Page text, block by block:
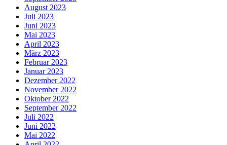
August 2023
Juli 2023
Juni 2023
Mai 2023
April 2023
März 2023
Februar 2023
Januar 2023
Dezember 2022
November 2022
Oktober 2022
September 2022
Juli 2022
Juni 2022
Mai 2022